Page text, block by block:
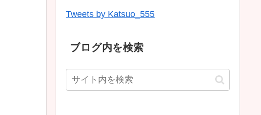
Tweets by Katsuo_555
ブログ内を検索